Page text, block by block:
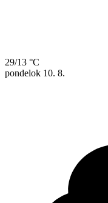
29/13 °C
pondelok 10. 8.